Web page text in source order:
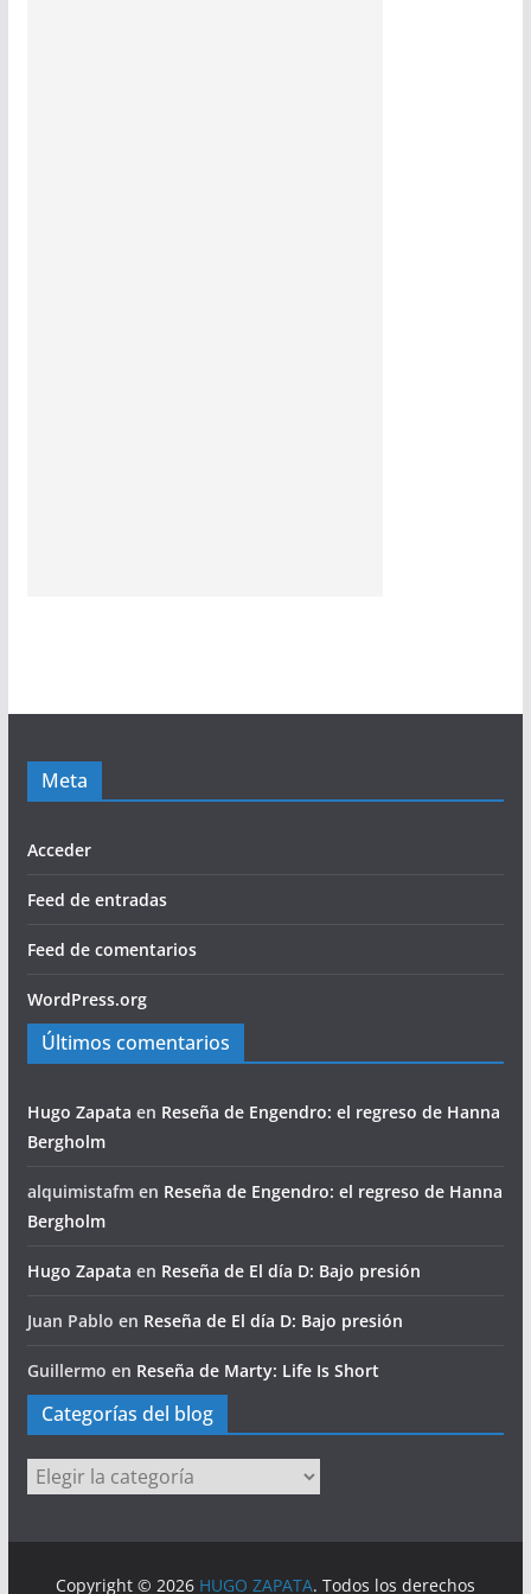
Meta
Acceder
Feed de entradas
Feed de comentarios
WordPress.org
Últimos comentarios
Hugo Zapata en Reseña de Engendro: el regreso de Hanna
Bergholm
alquimistafmen Reseña de Engendro: el regreso de Hanna
Bergholm
Hugo Zapata en Reseña de El día D: Bajo presión
Juan Pablo en Reseña de El día D: Bajo presión
Guillermo en Reseña de Marty: Life Is Short
Categorías del blog
Categorías
del
Copyright © 2026 HUGO ZAPATA. Todos los derechos